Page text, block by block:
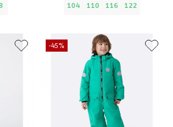
104 110 116 122
-45%